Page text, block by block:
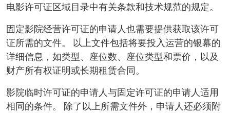
电影许可证区域目录中有关条款和技术规范的规定。
固定影院经营许可证的申请人也需要提供获取该许可
证所需的文件。 以上文件包括将要投入运营的银幕的
详细信息，如类型、座位数、座位类型和票价，以及
财产所有权证明或长期租赁合同。
影院临时许可证的申请人与固定许可证的申请人适用
相同的条件。 除了以上所需文件外，申请人还必须附